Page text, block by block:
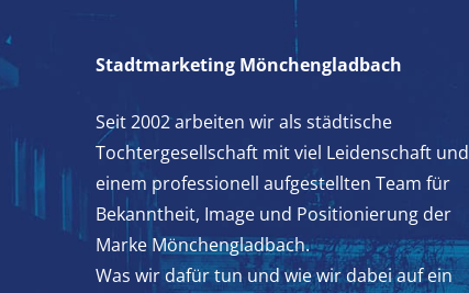
Stadtmarketing Mönchengladbach
Seit 2002 arbeiten wir als städtische
Tochtergesellschaft mit viel Leidenschaft und
einem professionell aufgestellten Team für
Bekanntheit, Image und Positionierung der
Marke Mönchengladbach.
Was wir dafür tun und wie wir dabei auf ein